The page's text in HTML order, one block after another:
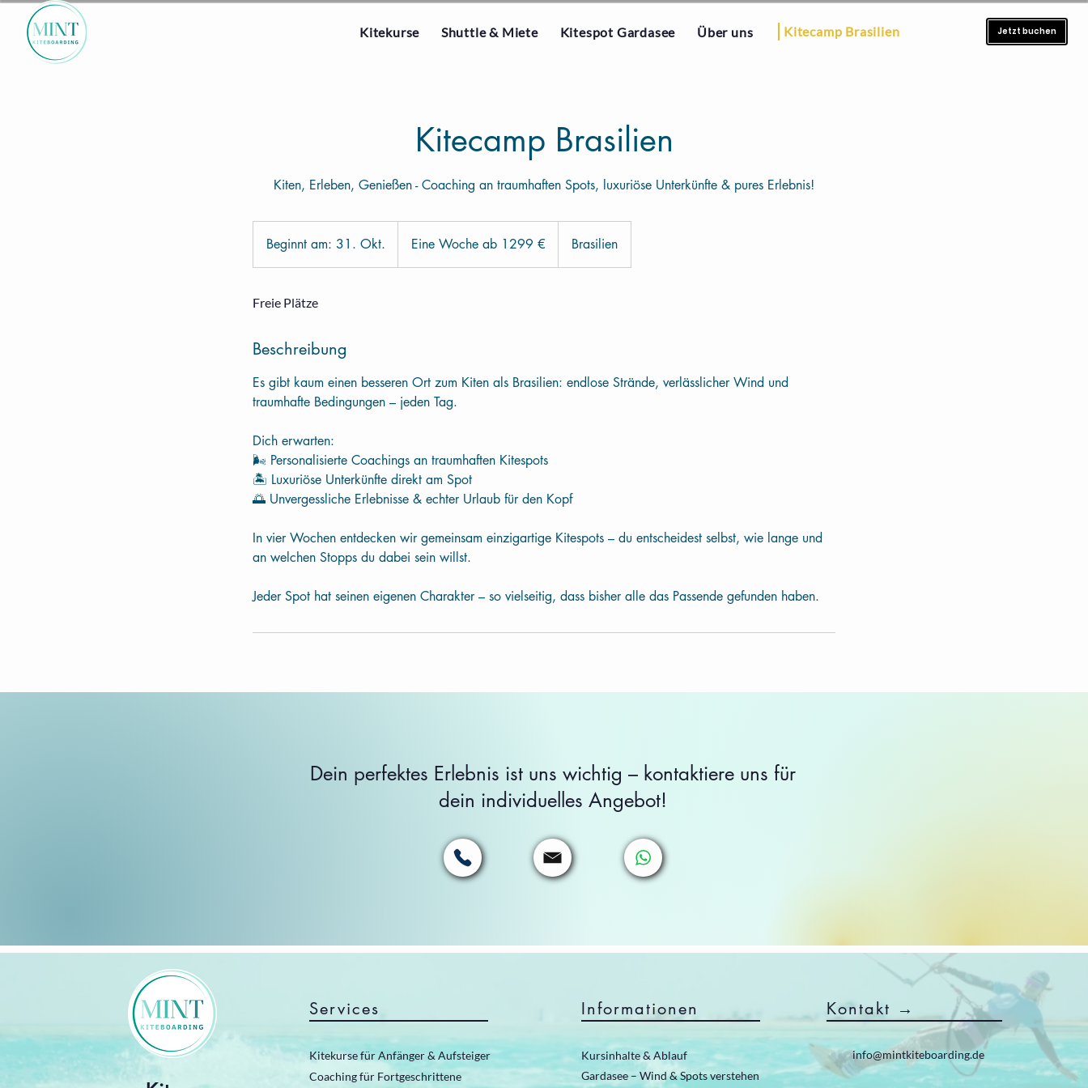
Kitekurse Shuttle & Miete Kitespot Gardasee Über uns Kitecamp Brasilien Jetzt buchen
Kitecamp Brasilien
Kiten, Erleben, Genießen - Coaching an traumhaften Spots, luxuriöse Unterkünfte & pures Erlebnis!
Beginnt am: 31. Okt.
e
a
m
1
.
O
t
.
Eine Woche ab 1299 € Brasilien
Freie Plätze
Beschreibung
Es gibt kaum einen besseren Ort zum Kiten als Brasilien: endlose Strände, verlässlicher Wind und
traumhafte Bedingungen – jeden Tag.
Dich erwarten:
🌬 Personalisierte Coachings an traumhaften Kitespots
🏝 Luxuriöse Unterkünfte direkt am Spot
🌅 Unvergessliche Erlebnisse & echter Urlaub für den Kopf
In vier Wochen entdecken wir gemeinsam einzigartige Kitespots – du entscheidest selbst, wie lange und
an welchen Stopps du dabei sein willst.
Jeder Spot hat seinen eigenen Charakter – so vielseitig, dass bisher alle das Passende gefunden haben.
Dein perfektes Erlebnis ist uns wichtig – kontaktiere uns für
dein individuelles Angebot!
Services
Kitekurse für Anfänger & Aufsteiger
Coaching für Fortgeschrittene
Informationen
Kursinhalte & Ablauf
Gardasee – Wind & Spots verstehen
Kontakt →
info@mintkiteboarding.de